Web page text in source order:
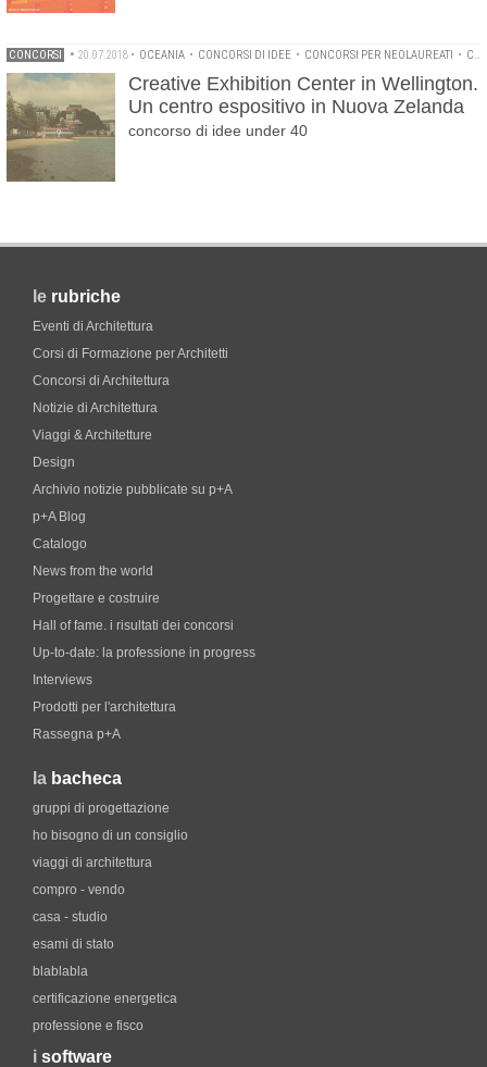
CONCORSI • 20.07.2018 • OCEANIA • CONCORSI DI IDEE • CONCORSI PER NEOLAUREATI • CONCORSI PER STUDENTI
Creative Exhibition Center in Wellington.
Un centro espositivo in Nuova Zelanda
concorso di idee under 40
le rubriche
Eventi di Architettura
Corsi di Formazione per Architetti
Concorsi di Architettura
Notizie di Architettura
Viaggi & Architetture
Design
Archivio notizie pubblicate su p+A
p+A Blog
Catalogo
News from the world
Progettare e costruire
Hall of fame. i risultati dei concorsi
Up-to-date: la professione in progress
Interviews
Prodotti per l'architettura
Rassegna p+A
la bacheca
gruppi di progettazione
ho bisogno di un consiglio
viaggi di architettura
compro - vendo
casa - studio
esami di stato
blablabla
certificazione energetica
professione e fisco
i software